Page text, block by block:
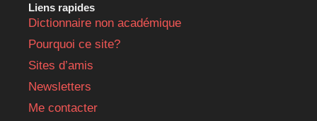
Liens rapides
Dictionnaire non académique
Pourquoi ce site?
Sites d’amis
Newsletters
Me contacter